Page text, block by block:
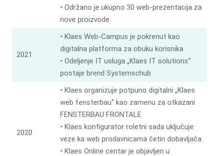
• Održano je ukupno 30 web-prezentacija za
nove proizvode
2021
• Klaes Web-Campus je pokrenut kao
digitalna platforma za obuku korisnika
• Odeljenje IT usluga „Klaes IT solutions“
postaje brend Systemschub
2020
• Klaes organizuje potpuno digitalni „Klaes
web fensterbau“ kao zamenu za otkazani
FENSTERBAU FRONTALE
• Klaes konfigurator roletni sada uključuje
veze ka web prodavnicama četiri dobavljača
• Klaes Online centar je objavljen u